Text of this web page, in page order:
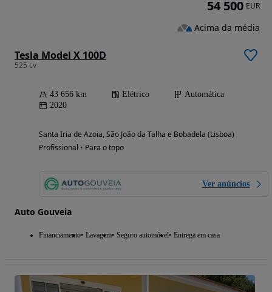
Tesla Model X 100D
525 cv
43 656 km Elétrico
Automática
2020
Santa Iria de Azoia, São João da Talha e Bobadela (Lisboa)
Profissional • Para o topo
Ver anúncios
Auto Gouveia
Financiamento Lavagem Seguro automóvel Entrega em casa
54 500 EUR
Acima da média